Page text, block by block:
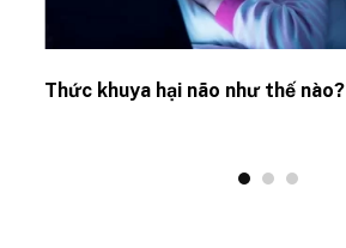
Thức khuya hại não như thế nào?